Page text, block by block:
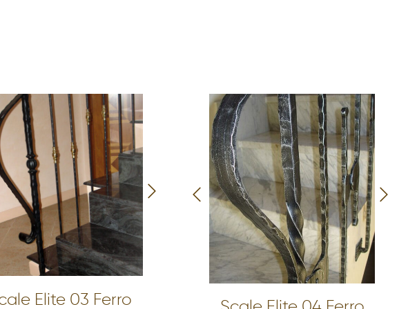
Elite 03 Ferro